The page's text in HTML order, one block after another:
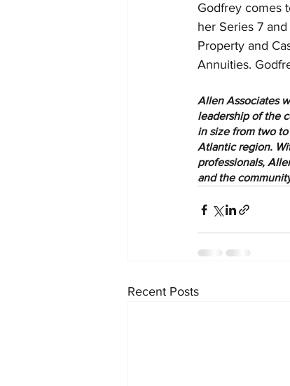
Godfrey comes
her Series 7
Property and
Annuities.
Allen Associates
leadership of the
in size from two
Atlantic region.
professionals,
and the
Recent Posts